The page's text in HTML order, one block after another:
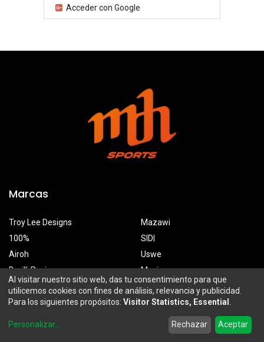
Wishlist Account
Acceder con Google
Marcas
Troy Lee Designs
100%
Airoh
Borilli Racing
Mazawi
SIDI
Uswe
Maxima
MDH Sports
Prolongación Mariano Otero 2929-A, Santa Ana Tepetitlán
Al visitar nuestro sitio web, das tu consentimiento para que
utilicemos cookies con fines de análisis, relevancia y publicidad.
Para los siguientes propósitos: Visitor Statistics, Essential
Personalizar... Rechazar Aceptar